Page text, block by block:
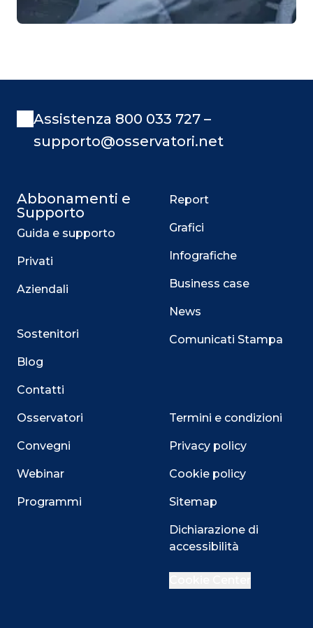
Assistenza 800 033 727 –
supporto@osservatori.net
Abbonamenti e
Supporto
Guida e supporto
Privati
Aziendali
Sostenitori
Blog
Contatti
Osservatori
Convegni
Webinar
Programmi
Report
Grafici
Infografiche
Business case
News
Comunicati Stampa
Termini e condizioni
Privacy policy
Cookie policy
Sitemap
Dichiarazione di
accessibilità